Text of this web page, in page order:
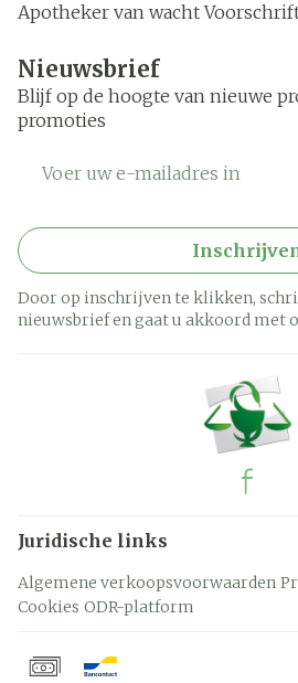
Apotheker van wacht
Nieuwsbrief
Blijf op de hoogte van nieuwe
promoties
Door op inschrijven te klikken,
nieuwsbrief en gaat u akkoord met
Juridische links
Algemene verkoopsvoorwaarden
Cookies ODR-platform